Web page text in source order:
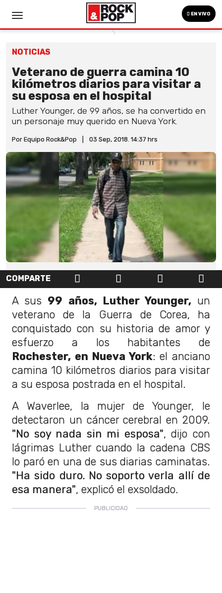
EN VIVO
NOTICIAS
Veterano de guerra camina 10
kilómetros diarios para visitar a
su esposa en el hospital
Luther Younger, de 99 años, se ha convertido en
un personaje muy querido en Nueva York.
Por Equipo Rock&Pop 03 Sep, 2018. 14:37 hrs
COMPARTE
A sus 99 años, Luther Younger,un
veterano de la Guerra de Corea, ha
conquistado con su historia de amor y
esfuerzo a los habitantes de
Rochester, en Nueva York: el anciano
camina 10 kilómetros diarios para visitar
a su esposa postrada en el hospital.
A Waverlee, la mujer de Younger, le
detectaron un cáncer cerebral en 2009.
"No soy nada sin mi esposa", dijo con
lágrimas Luther cuando la cadena CBS
lo paró en una de sus diarias caminatas.
"Ha sido duro. No soporto verla allí de
esa manera", explicó el exsoldado.